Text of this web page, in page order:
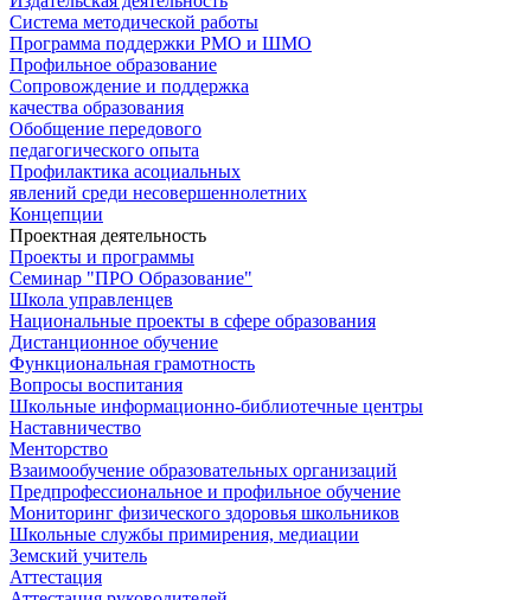
Система методической работы
Программа поддержки РМО и ШМО
Профильное образование
Сопровождение и поддержка
качества образования
Обобщение передового
педагогического опыта
Профилактика асоциальных
явлений среди несовершеннолетних
Концепции
Проектная деятельность
Проекты и программы
Семинар "ПРО Образование"
Школа управленцев
Национальные проекты в сфере образования
Дистанционное обучение
Функциональная грамотность
Вопросы воспитания
Школьные информационно-библиотечные центры
Наставничество
Менторство
Взаимообучение образовательных организаций
Предпрофессиональное и профильное обучение
Мониторинг физического здоровья школьников
Школьные службы примирения, медиации
Земский учитель
Аттестация